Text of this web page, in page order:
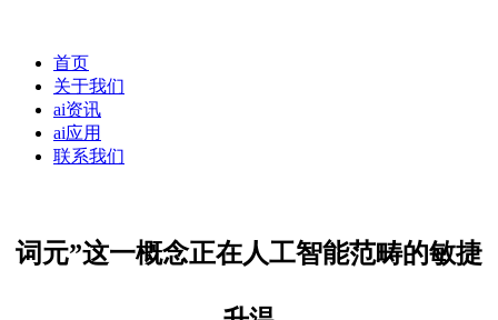
首页
关于我们
ai资讯
ai应用
联系我们
词元”这一概念正在人工智能范畴的敏捷